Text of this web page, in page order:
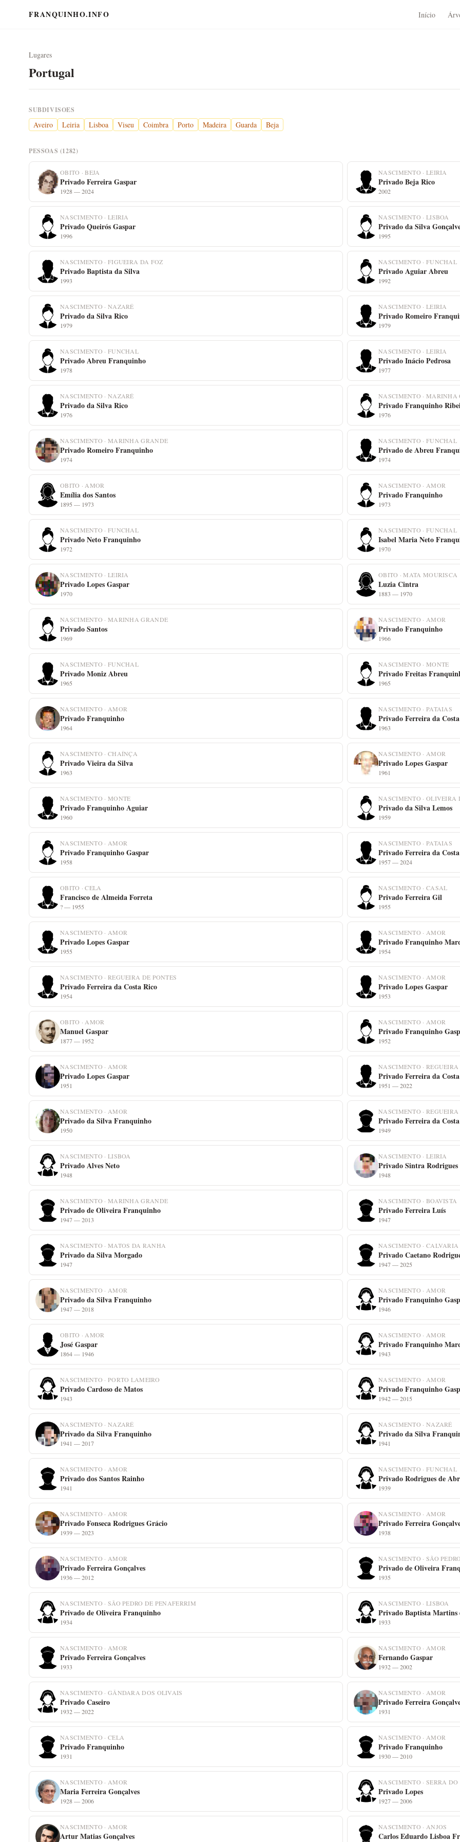
FRANQUINHO.INFO Início
Lugares
Portugal
SUBDIVISOES
Aveiro Leiria Lisboa Viseu Coimbra Porto Madeira Guarda Beja
PESSOAS (1282)
OBITO · BEJA
Privado Ferreira Gaspar
1928 — 2024
NASCIMENTO · LEIRIA
Privado Beja Rico
2002
NASCIMENTO · LEIRIA
Privado Queirós Gaspar
1996
NASCIMENTO · LISBOA
Privado da Silva
1995
NASCIMENTO · FIGUEIRA DA FOZ
Privado Baptista da Silva
1993
NASCIMENTO · FUNCHAL
Privado Aguiar Abreu
1992
NASCIMENTO · NAZARÉ
Privado da Silva Rico
1979
NASCIMENTO · LEIRIA
Privado Romeiro
1979
NASCIMENTO · FUNCHAL
Privado Abreu Franquinho
1978
NASCIMENTO · LEIRIA
Privado Inácio Pedrosa
1977
NASCIMENTO · NAZARÉ
Privado da Silva Rico
1976
NASCIMENTO · MARINHA
Privado Franquinho
1976
NASCIMENTO · MARINHA GRANDE
Privado Romeiro Franquinho
1974
NASCIMENTO · FUNCHAL
Privado de Abreu
1974
OBITO · AMOR
Emília dos Santos
1895 — 1973
NASCIMENTO · AMOR
Privado Franquinho
1973
NASCIMENTO · FUNCHAL
Privado Neto Franquinho
1972
NASCIMENTO · FUNCHAL
Isabel Maria Neto
1970
NASCIMENTO · LEIRIA
Privado Lopes Gaspar
1970
OBITO · MATA MOURISCA
Luzia Cintra
1883 — 1970
NASCIMENTO · MARINHA GRANDE
Privado Santos
1969
NASCIMENTO · AMOR
Privado Franquinho
1966
NASCIMENTO · FUNCHAL
Privado Moniz Abreu
1965
NASCIMENTO · MONTE
Privado Freitas
1965
NASCIMENTO · AMOR
Privado Franquinho
1964
NASCIMENTO · PATAIAS
Privado Ferreira da
1963
NASCIMENTO · CHAÍNÇA
Privado Vieira da Silva
1963
NASCIMENTO · AMOR
Privado Lopes Gaspar
1961
NASCIMENTO · MONTE
Privado Franquinho Aguiar
1960
NASCIMENTO · OLIVEIRA
Privado da Silva Lemos
1959
NASCIMENTO · AMOR
Privado Franquinho Gaspar
1958
NASCIMENTO · PATAIAS
Privado Ferreira da
1957 — 2024
OBITO · CELA
Francisco de Almeida Forreta
? — 1955
NASCIMENTO · CASAL
Privado Ferreira Gil
1955
NASCIMENTO · AMOR
Privado Lopes Gaspar
1955
NASCIMENTO · AMOR
Privado Franquinho
1954
NASCIMENTO · REGUEIRA DE PONTES
Privado Ferreira da Costa Rico
1954
NASCIMENTO · AMOR
Privado Lopes Gaspar
1953
OBITO · AMOR
Manuel Gaspar
1877 — 1952
NASCIMENTO · AMOR
Privado Franquinho
1952
NASCIMENTO · AMOR
Privado Lopes Gaspar
1951
NASCIMENTO · REGUEIRA
Privado Ferreira da
1951 — 2022
NASCIMENTO · AMOR
Privado da Silva Franquinho
1950
NASCIMENTO · REGUEIRA
Privado Ferreira da
1949
NASCIMENTO · LISBOA
Privado Alves Neto
1948
NASCIMENTO · LEIRIA
Privado Sintra
1948
NASCIMENTO · MARINHA GRANDE
Privado de Oliveira Franquinho
1947 — 2013
NASCIMENTO · BOAVISTA
Privado Ferreira Luís
1947
NASCIMENTO · MATOS DA RANHA
Privado da Silva Morgado
1947
NASCIMENTO ·
Privado Caetano
1947 — 2025
NASCIMENTO · AMOR
Privado da Silva Franquinho
1947 — 2018
NASCIMENTO · AMOR
Privado Franquinho
1946
OBITO · AMOR
José Gaspar
1864 — 1946
NASCIMENTO · AMOR
Privado Franquinho
1943
NASCIMENTO · PORTO LAMEIRO
Privado Cardoso de Matos
1943
NASCIMENTO · AMOR
Privado Franquinho
1942 — 2015
NASCIMENTO · NAZARÉ
Privado da Silva Franquinho
1941 — 2017
NASCIMENTO · NAZARÉ
Privado da Silva
1941
NASCIMENTO · AMOR
Privado dos Santos Rainho
1941
NASCIMENTO · FUNCHAL
Privado Rodrigues de
1939
NASCIMENTO · AMOR
Privado Fonseca Rodrigues Grácio
1939 — 2023
NASCIMENTO · AMOR
Privado Ferreira
1938
NASCIMENTO · AMOR
Privado Ferreira Gonçalves
1936 — 2012
NASCIMENTO · SÃO
Privado de Oliveira
1935
NASCIMENTO · SÃO PEDRO DE PENAFERRIM
Privado de Oliveira Franquinho
1934
NASCIMENTO · LISBOA
Privado Baptista Martins
1933
NASCIMENTO · AMOR
Privado Ferreira Gonçalves
1933
NASCIMENTO · AMOR
Fernando Gaspar
1932 — 2002
NASCIMENTO · GÂNDARA DOS OLIVAIS
Privado Caseiro
1932 — 2022
NASCIMENTO · AMOR
Privado Ferreira
1931
NASCIMENTO · CELA
Privado Franquinho
1931
NASCIMENTO · AMOR
Privado Franquinho
1930 — 2010
NASCIMENTO · AMOR
Maria Ferreira Gonçalves
1928 — 2006
NASCIMENTO · SERRA DO
Privado Lopes
1927 — 2006
NASCIMENTO · AMOR
Artur Matias Gonçalves
NASCIMENTO · ANJOS
Carlos Eduardo Lisboa